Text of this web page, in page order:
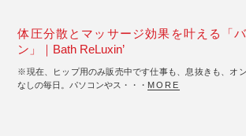
体圧分散とマッサージ効果を叶える「
ン」｜Bath ReLuxin’
※現在、ヒップ用のみ販売中です仕事も、息抜きも、オ
なしの毎日。パソコンやス・・・ MORE